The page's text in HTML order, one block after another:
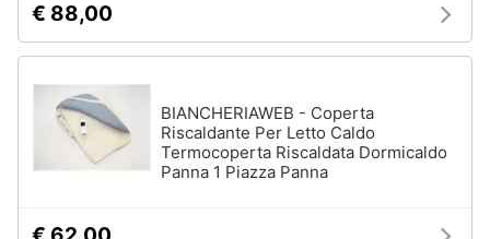
€ 88,00
BIANCHERIAWEB - Coperta
Riscaldante Per Letto Caldo
Termocoperta Riscaldata Dormicaldo
Panna 1 Piazza Panna